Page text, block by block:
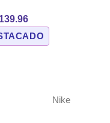
Nike